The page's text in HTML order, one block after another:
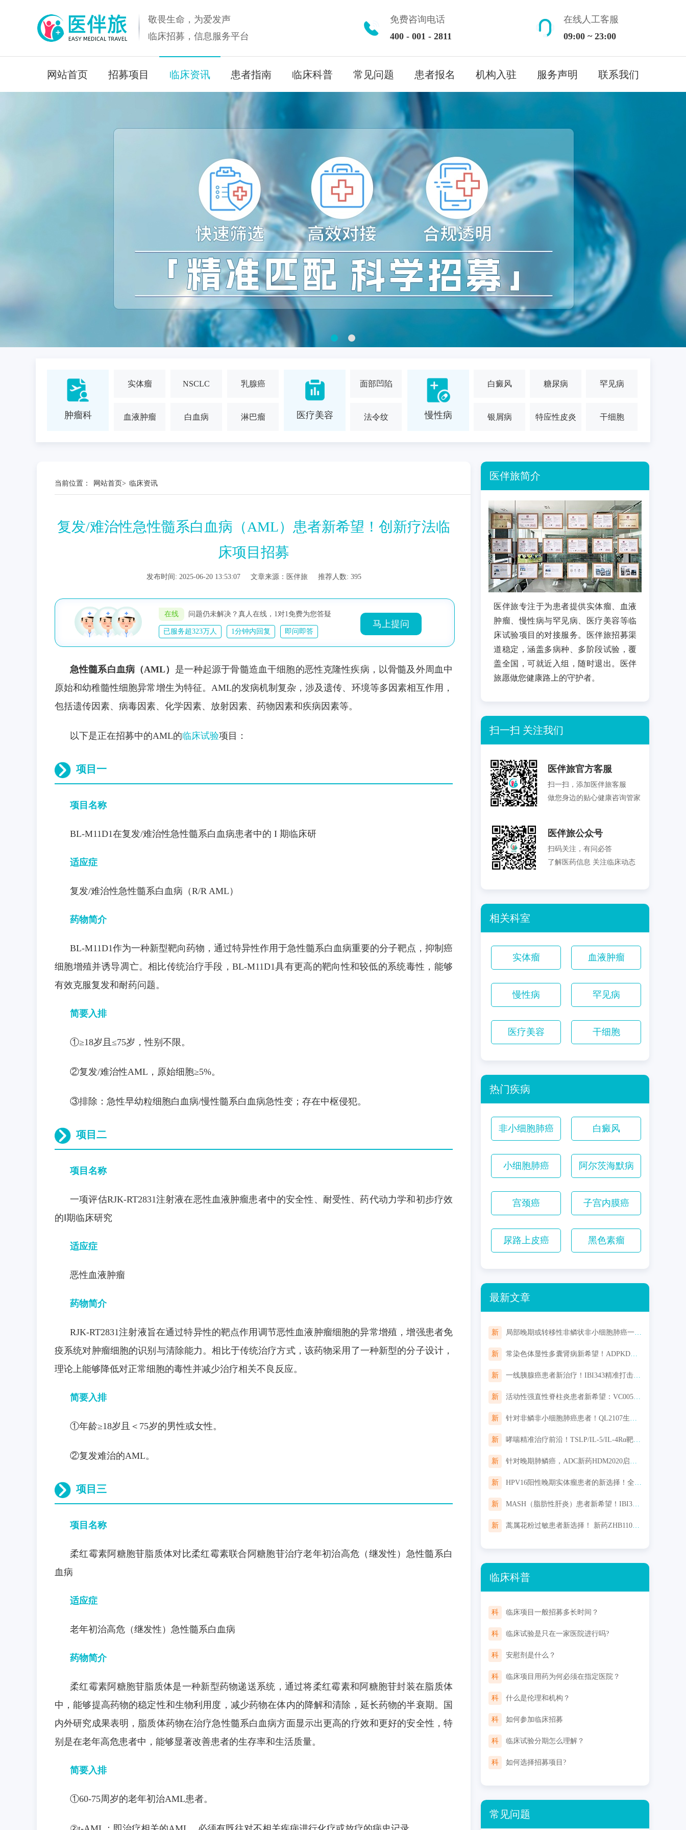
敬畏生命，为爱发声
临床招募，信息服务平台
免费咨询电话
400 - 001 - 2811
在线人工客服
09:00 ~ 23:00
网站首页 招募项目 临床资讯 患者指南 临床科普 常见问题 患者报名 机构入驻 服务声明 联系我们
肿瘤科
实体瘤 NSCLC 乳腺癌
血液肿瘤 白血病 淋巴瘤 医疗美容
面部凹陷
法令纹 慢性病
白癜风 糖尿病 罕见病
银屑病 特应性皮炎 干细胞
当前位置： 网站首页> 临床资讯
复发/难治性急性髓系白血病（AML）患者新希望！创新疗法临
床项目招募
发布时间: 2025-06-20 13:53:07 文章来源：医伴旅 推荐人数: 395
在线 问题仍未解决？真人在线，1对1免费为您答疑
已服务超323万人 1分钟内回复 即问即答
马上提问
未
决？
疑
已
急性髓系白血病（AML） 是一种起源于骨髓造血干细胞的恶性克隆性疾病，以骨髓及外周血中
原始和幼稚髓性细胞异常增生为特征。AML的发病机制复杂，涉及遗传、环境等多因素相互作用，
包括遗传因素、病毒因素、化学因素、放射因素、药物因素和疾病因素等。
以下是正在招募中的AML的临床试验项目：
项目一
项目名称
BL-M11D1在复发/难治性急性髓系白血病患者中的 I 期临床研
适应症
复发/难治性急性髓系白血病（R/R AML）
药物简介
BL-M11D1作为一种新型靶向药物，通过特异性作用于急性髓系白血病重要的分子靶点，抑制癌
细胞增殖并诱导凋亡。相比传统治疗手段，BL-M11D1具有更高的靶向性和较低的系统毒性，能够
有效克服复发和耐药问题。
简要入排
①≥18岁且≤75岁，性别不限。
②复发/难治性AML，原始细胞≥5%。
③排除：急性早幼粒细胞白血病/慢性髓系白血病急性变；存在中枢侵犯。
项目二
项目名称
一项评估RJK-RT2831注射液在恶性血液肿瘤患者中的安全性、耐受性、药代动力学和初步疗效
的Ⅰ期临床研究
适应症
恶性血液肿瘤
药物简介
RJK-RT2831注射液旨在通过特异性的靶点作用调节恶性血液肿瘤细胞的异常增殖，增强患者免
疫系统对肿瘤细胞的识别与清除能力。相比于传统治疗方式，该药物采用了一种新型的分子设计，
理论上能够降低对正常细胞的毒性并减少治疗相关不良反应。
简要入排
①年龄≥18岁且＜75岁的男性或女性。
②复发难治的AML。
项目三
项目名称
柔红霉素阿糖胞苷脂质体对比柔红霉素联合阿糖胞苷治疗老年初治高危（继发性）急性髓系白
血病
适应症
老年初治高危（继发性）急性髓系白血病
药物简介
柔红霉素阿糖胞苷脂质体是一种新型药物递送系统，通过将柔红霉素和阿糖胞苷封装在脂质体
中，能够提高药物的稳定性和生物利用度，减少药物在体内的降解和清除，延长药物的半衰期。国
内外研究成果表明，脂质体药物在治疗急性髓系白血病方面显示出更高的疗效和更好的安全性，特
别是在老年高危患者中，能够显著改善患者的生存率和生活质量。
简要入排
①60-75周岁的老年初治AML患者。
医伴旅简介
医伴旅专注于为患者提供实体瘤、血液
肿瘤、慢性病与罕见病、医疗美容等临
床试验项目的对接服务。医伴旅招募渠
道稳定，涵盖多病种、多阶段试验，覆
盖全国，可就近入组，随时退出。医伴
旅愿做您健康路上的守护者。
扫一扫 关注我们
医伴旅官方客服
扫一扫，添加医伴旅客服
做您身边的贴心健康咨询管家
医伴旅公众号
扫码关注，有问必答
了解医药信息 关注临床动态
相关科室
实体瘤 血液肿瘤
慢性病 罕见病
医疗美容 干细胞
热门疾病
非小细胞肺癌 白癜风
小细胞肺癌 阿尔茨海默病
宫颈癌 子宫内膜癌
尿路上皮癌 黑色素瘤
最新文章
新 局部晚期或转移性非鳞状非小细胞肺癌一线用药，HB0025注射液联合化疗对比替雷利珠单抗联合化疗来了
新 常染色体显性多囊肾病新希望！ADPKD创新生物制品AZD1613，有望延缓肾功能恶化
新 一线胰腺癌患者新治疗！IBI343精准打击CLDN18.2阳性肿瘤，免费入组机会！
新 活动性强直性脊柱炎患者新希望：VC005片III期研究招募中，口服便捷，起效迅速
新 针对非鳞非小细胞肺癌患者！QL2107生物类似药启动III期研究，对标Keytruda一线治疗非鳞非小细胞肺癌
新 哮喘精准治疗前沿！TSLP/IL-5/IL-4Rα靶点新药III期临床进展汇总
新 针对晚期肺鳞癌，ADC新药HDM2020启动临床，“魔法子弹”精准打击，机会不容错过！
新 HPV16阳性晚期实体瘤患者的新选择！全新环状RNA疫苗TI-0093临床招募启动
新 MASH（脂肪性肝炎）患者新希望！IBI362临床启动：聚焦肝组织学改善
新 蒿属花粉过敏患者新选择！ 新药ZHB110舌下片免费用，告别长期过敏困扰！
临床科普
科 临床项目一般招募多长时间？
科 临床试验是只在一家医院进行吗?
科 安慰剂是什么？
科 临床项目用药为何必须在指定医院？
科 什么是伦理和机构？
科 如何参加临床招募
科 临床试验分期怎么理解？
科 如何选择招募项目?
常见问题